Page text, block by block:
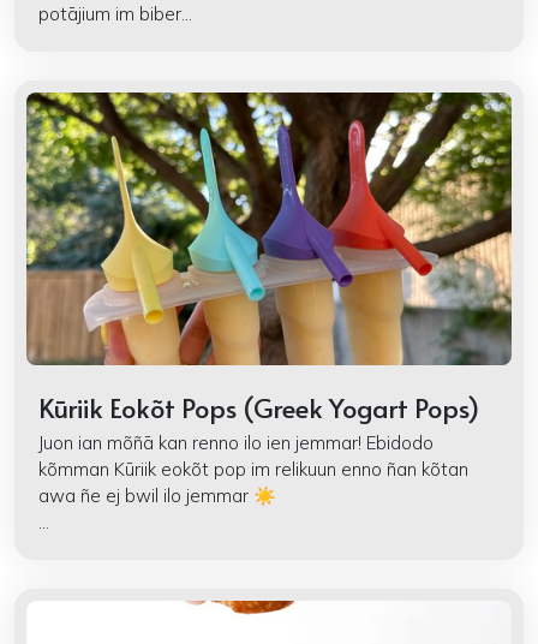
potājium im biber...
Kūriik Eokõt Pops (Greek Yogart Pops)
Juon ian mõñā kan renno ilo ien jemmar! Ebidodo
kõmman Kūriik eokõt pop im relikuun enno ñan kõtan
awa ñe ej bwil ilo jemmar ☀️